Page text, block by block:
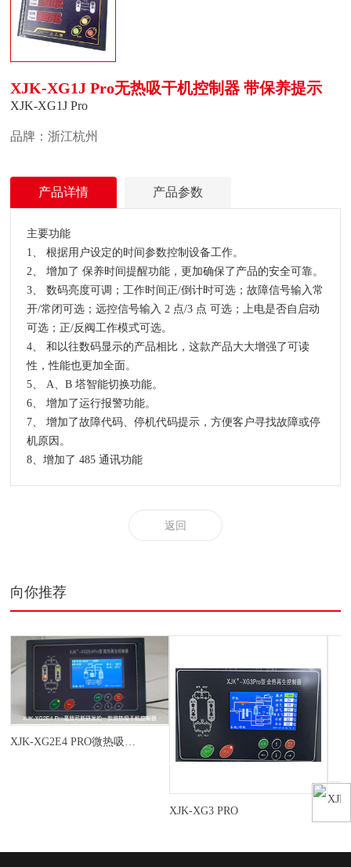
XJK-XG1J Pro无热吸干机控制器 带保养提示
XJK-XG1J Pro
品牌：浙江杭州
产品详情 产品参数
主要功能
1、 根据用户设定的时间参数控制设备工作。
2、 增加了 保养时间提醒功能，更加确保了产品的安全可靠。
3、 数码亮度可调；工作时间正/倒计时可选；故障信号输入常
开/常闭可选；远控信号输入 2 点/3 点 可选；上电是否自启动
可选；正/反阀工作模式可选。
4、 和以往数码显示的产品相比，这款产品大大增强了可读
性，性能也更加全面。
5、 A、B 塔智能切换功能。
6、 增加了运行报警功能。
7、 增加了故障代码、停机代码提示，方便客户寻找故障或停
机原因。
8、增加了 485 通讯功能
返回
向你推荐
XJK-XG2E4 PRO微热吸干机控制器
XJK-XG3 PRO